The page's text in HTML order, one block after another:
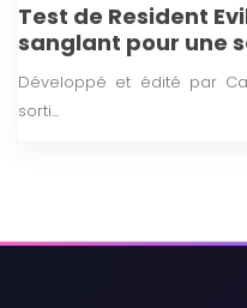
Test de Resident
sanglant pour une
cessé de renaître
Développé et édité par
sorti...